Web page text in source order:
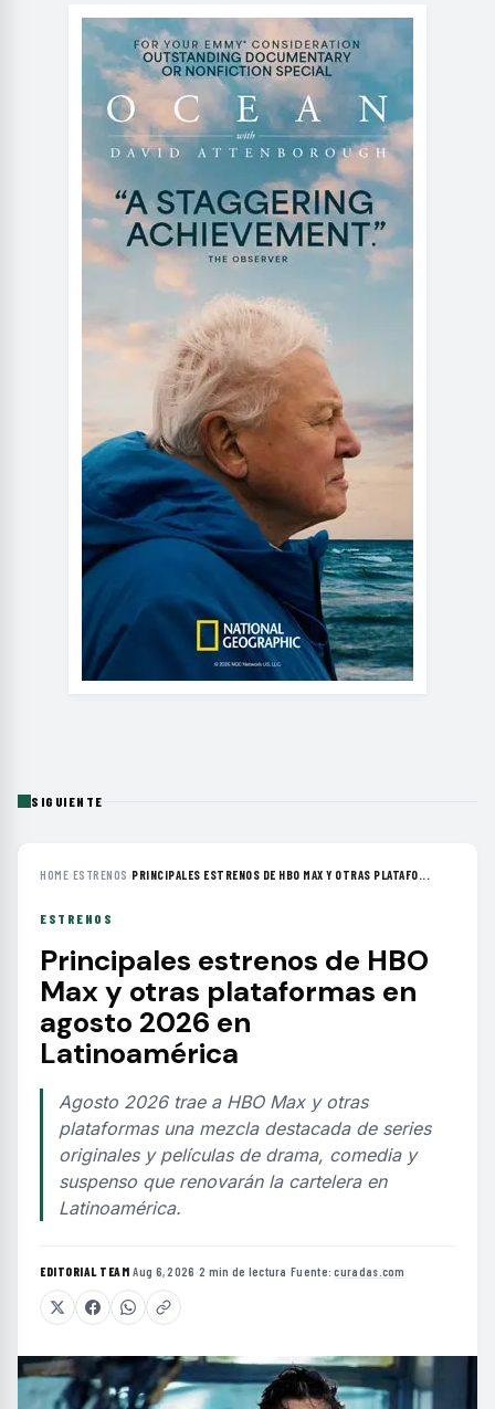
SIGUIENTE
HOME›ESTRENOS ›PRINCIPALES ESTRENOS DE HBO MAX Y OTRAS PLATAFO...
ESTRENOS
Principales estrenos de HBO
Max y otras plataformas en
agosto 2026 en
Latinoamérica
Agosto 2026 trae a HBO Max y otras
plataformas una mezcla destacada de series
originales y películas de drama, comedia y
suspenso que renovarán la cartelera en
Latinoamérica.
EDITORIAL TEAM·Aug 6, 2026 ·2 min de lectura ·Fuente:curadas.com